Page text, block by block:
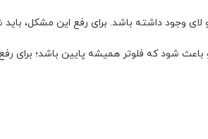
وجود داشته باشد. برای رفع این مشکل، باید
شود که فلوتر همیشه پایین باشد؛ برای رفع